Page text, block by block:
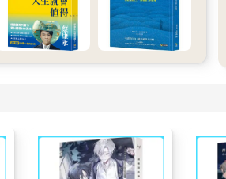
兩具引擎突然雙雙熄火。所幸他反應機
機降落地面。雖然無人傷亡，但整架飛
裝填的是噴射機用油，而非汽油。
負責保養這架飛機的機械工。年輕小夥
悔恨萬分，一看到胡佛走近就痛哭流
昂貴的飛機，還差點把三條人命送進地